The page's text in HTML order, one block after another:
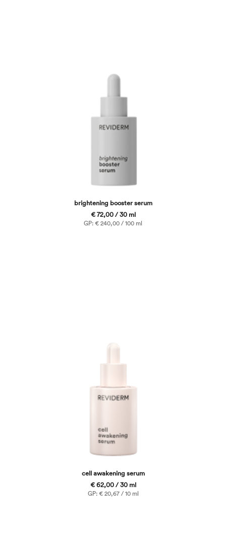
brightening booster serum
€ 72,00 / 30 ml
GP: € 240,00 / 100 ml
cell awakening serum
€ 62,00 / 30 ml
GP: € 20,67 / 10 ml